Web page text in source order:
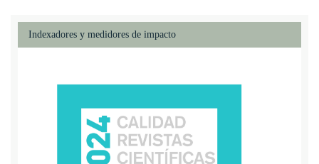
Indexadores y medidores de impacto